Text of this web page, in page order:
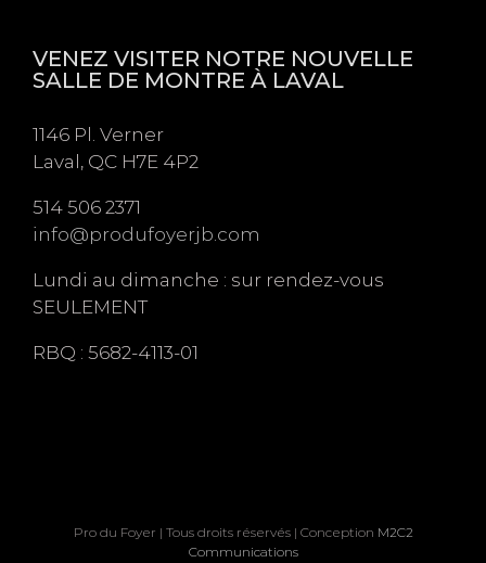
VENEZ VISITER NOTRE NOUVELLE
SALLE DE MONTRE À LAVAL
1146 Pl. Verner
Laval, QC H7E 4P2
514 506 2371
info@produfoyerjb.com
Lundi au dimanche : sur rendez-vous
SEULEMENT
RBQ : 5682-4113-01
Pro du Foyer | Tous droits réservés | Conception M2C2
Communications